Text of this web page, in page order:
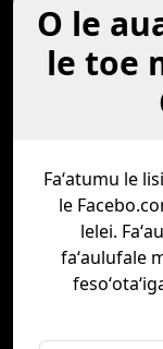
O le
le toe
Faʻatumu le
le
lelei.
faʻaulufale